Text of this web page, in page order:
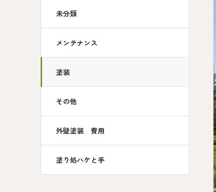
未分類
メンテナンス
塗装
その他
外壁塗装 費用
塗り処ハケと手